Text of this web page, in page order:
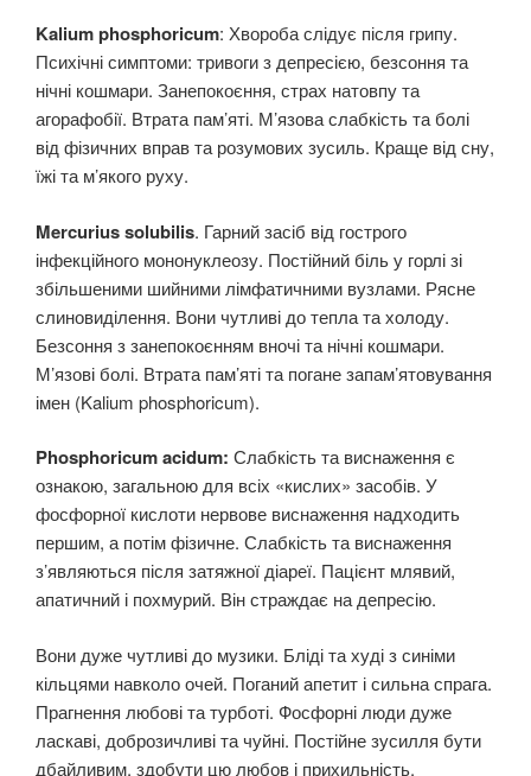
Kalium phosphoricum: Хвороба слідує після грипу.
Психічні симптоми: тривоги з депресією, безсоння та
нічні кошмари. Занепокоєння, страх натовпу та
агорафобії. Втрата пам’яті. М’язова слабкість та болі
від фізичних вправ та розумових зусиль. Краще від сну,
їжі та м’якого руху.
Mercurius solubilis. Гарний засіб від гострого
інфекційного мононуклеозу. Постійний біль у горлі зі
збільшеними шийними лімфатичними вузлами. Рясне
слиновиділення. Вони чутливі до тепла та холоду.
Безсоння з занепокоєнням вночі та нічні кошмари.
М’язові болі. Втрата пам’яті та погане запам’ятовування
імен (Kalium phosphoricum).
Phosphoricum acidum: Слабкість та виснаження є
ознакою, загальною для всіх «кислих» засобів. У
фосфорної кислоти нервове виснаження надходить
першим, а потім фізичне. Слабкість та виснаження
з’являються після затяжної діареї. Пацієнт млявий,
апатичний і похмурий. Він страждає на депресію.
Вони дуже чутливі до музики. Бліді та худі з синіми
кільцями навколо очей. Поганий апетит і сильна спрага.
Прагнення любові та турботі. Фосфорні люди дуже
ласкаві, доброзичливі та чуйні. Постійне зусилля бути
дбайливим, здобути цю любов і прихильність.